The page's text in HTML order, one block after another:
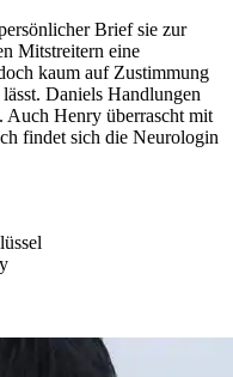
Brief sie zur
Mitstreitern eine
kaum auf Zustimmung
Daniels Handlungen
Auch Henry überrascht mit
findet sich die Neurologin